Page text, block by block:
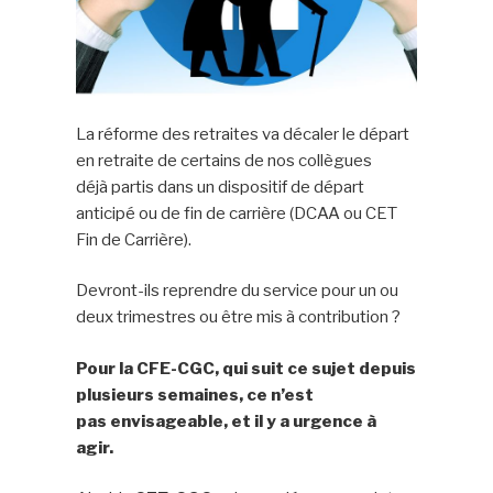
La réforme des retraites va décaler le départ
en retraite de certains de nos collègues
déjà partis dans un dispositif de départ
anticipé ou de fin de carrière (DCAA ou CET
Fin de Carrière).
Devront-ils reprendre du service pour un ou
deux trimestres ou être mis à contribution ?
Pour la CFE-CGC, qui suit ce sujet depuis
plusieurs semaines, ce n’est
pas envisageable, et il y a urgence à
agir.